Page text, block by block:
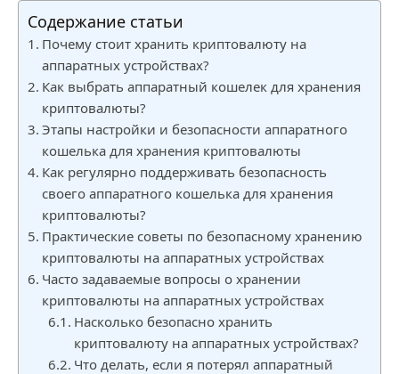
Содержание статьи
Почему стоит хранить криптовалюту на
аппаратных устройствах?
Как выбрать аппаратный кошелек для хранения
криптовалюты?
Этапы настройки и безопасности аппаратного
кошелька для хранения криптовалюты
Как регулярно поддерживать безопасность
своего аппаратного кошелька для хранения
криптовалюты?
Практические советы по безопасному хранению
криптовалюты на аппаратных устройствах
Часто задаваемые вопросы о хранении
криптовалюты на аппаратных устройствах
Насколько безопасно хранить
криптовалюту на аппаратных устройствах?
Что делать, если я потерял аппаратный